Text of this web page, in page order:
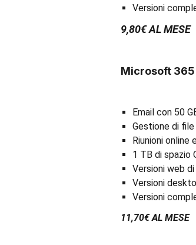
Versioni
9,80€ AL MESE
Microsoft
Email con 50
Gestione di
Riunioni online
1 TB di spazio
Versioni web
Versioni
Versioni
11,70€ AL MESE